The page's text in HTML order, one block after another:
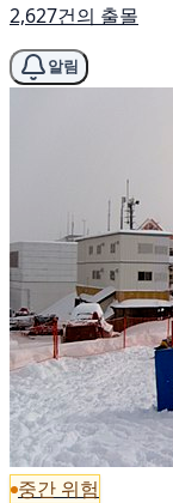
2,627건의 출몰
알림
중간 위험